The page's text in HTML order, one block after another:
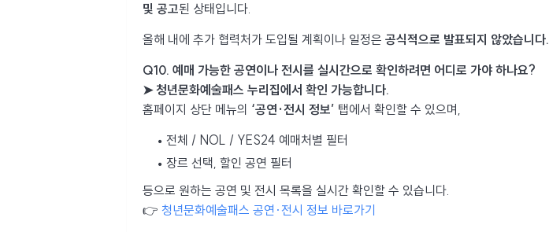
및 공고된 상태입니다.
올해 내에 추가 협력처가 도입될 계획이나 일정은 공식적으로 발표되지 않았습니다.
Q10. 예매 가능한 공연이나 전시를 실시간으로 확인하려면 어디로 가야 하나요?
➤ 청년문화예술패스 누리집에서 확인 가능합니다.
홈페이지 상단 메뉴의 ‘공연·전시 정보’ 탭에서 확인할 수 있으며,
전체 / NOL / YES24 예매처별 필터
장르 선택, 할인 공연 필터
등으로 원하는 공연 및 전시 목록을 실시간 확인할 수 있습니다.
👉 청년문화예술패스 공연·전시 정보 바로가기